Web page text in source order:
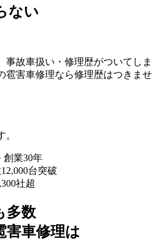
ない
事故車扱い・修理歴がついてしま
雹害車修理なら修理歴はつきませ
多数
害車修理は